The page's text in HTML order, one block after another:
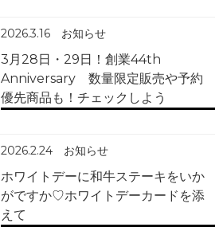
2026.3.16 お知らせ
3月28日・29日！創業44th
Anniversary 数量限定販売や予約
優先商品も！チェックしよう
2026.2.24 お知らせ
ホワイトデーに和牛ステーキをいか
がですか♡ホワイトデーカードを添
えて